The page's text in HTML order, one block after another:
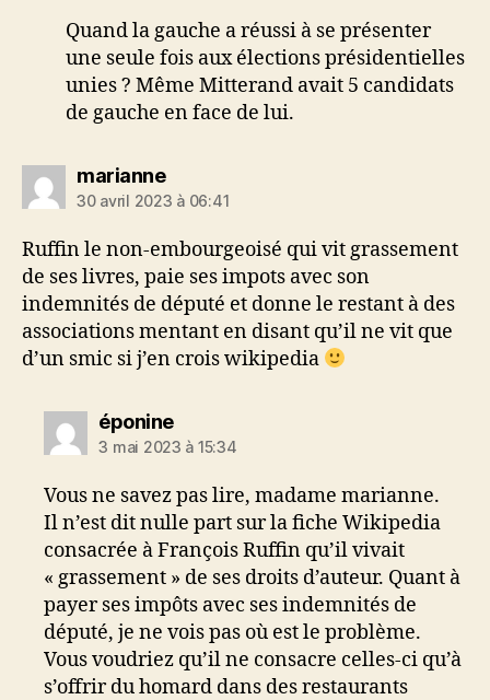
Quand la gauche a réussi à se présenter
une seule fois aux élections présidentielles
unies ? Même Mitterand avait 5 candidats
de gauche en face de lui.
mariannedit :
30 avril 2023 à 06:41
Ruffin le non-embourgeoisé qui vit grassement
de ses livres, paie ses impots avec son
indemnités de député et donne le restant à des
associations mentant en disant qu’il ne vit que
d’un smic si j’en crois wikipedia
époninedit :
3 mai 2023 à 15:34
Vous ne savez pas lire, madame marianne.
Il n’est dit nulle part sur la fiche Wikipedia
consacrée à François Ruffin qu’il vivait
« grassement » de ses droits d’auteur. Quant à
payer ses impôts avec ses indemnités de
député, je ne vois pas où est le problème.
Vous voudriez qu’il ne consacre celles-ci qu’à
s’offrir du homard dans des restaurants